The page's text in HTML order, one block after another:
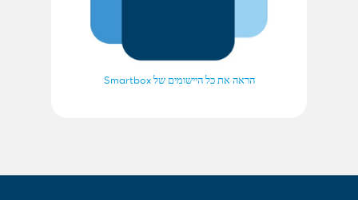
הראה את כל היישומים של Smartbox